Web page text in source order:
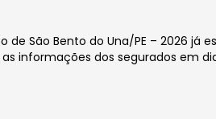
São Bento do Una/PE – 2026 já
informações dos segurados em